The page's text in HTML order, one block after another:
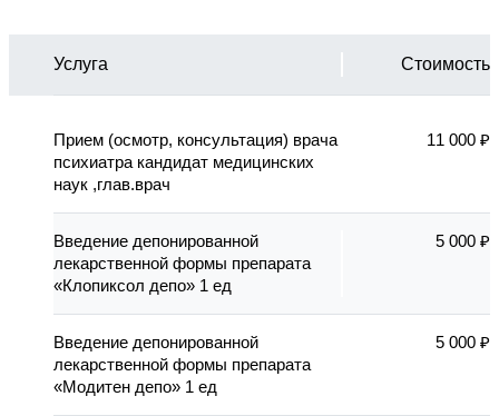
Услуга Стоимость
Прием (осмотр, консультация) врача
психиатра кандидат медицинских
наук ,глав.врач
11 000 ₽
Введение депонированной
лекарственной формы препарата
«Клопиксол депо» 1 ед
5 000 ₽
Введение депонированной
лекарственной формы препарата
«Модитен депо» 1 ед
5 000 ₽